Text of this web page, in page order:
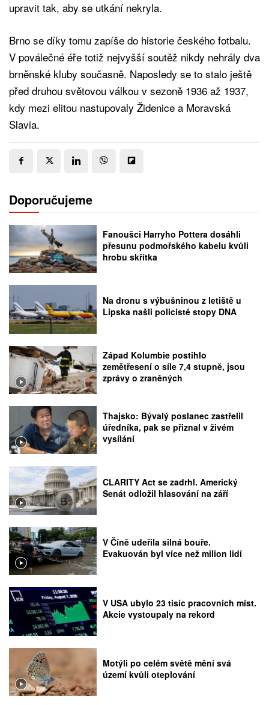
upravit tak, aby se utkání nekryla.
Brno se díky tomu zapíše do historie českého fotbalu.
V poválečné éře totiž nejvyšší soutěž nikdy nehrály dva
brněnské kluby současně. Naposledy se to stalo ještě
před druhou světovou válkou v sezoně 1936 až 1937,
kdy mezi elitou nastupovaly Židenice a Moravská
Slavia.
Doporučujeme
Fanoušci Harryho Pottera dosáhli
přesunu podmořského kabelu kvůli
hrobu skřítka
Na dronu s výbušninou z letiště u
Lipska našli policisté stopy DNA
Západ Kolumbie postihlo
zemětřesení o síle 7,4 stupně, jsou
zprávy o zraněných
Thajsko: Bývalý poslanec zastřelil
úředníka, pak se přiznal v živém
vysílání
CLARITY Act se zadrhl. Americký
Senát odložil hlasování na září
V Číně udeřila silná bouře.
Evakuován byl více než milion lidí
V USA ubylo 23 tisíc pracovních míst.
Akcie vystoupaly na rekord
Motýli po celém světě mění svá
území kvůli oteplování